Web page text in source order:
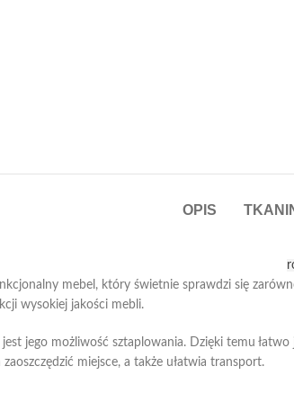
OPIS
mebel, który świetnie sprawdzi się
wysokiej jakości mebli.
jest jego możliwość sztaplowania. Dzięki temu
miejsce, a także ułatwia transport.